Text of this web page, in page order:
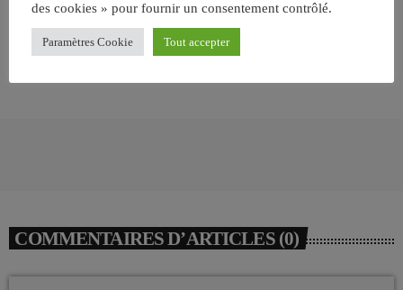
email
COMMENTAIRES D’ARTICLES (0)
des cookies » pour fournir un consentement contrôlé.
Paramètres Cookie Tout accepter